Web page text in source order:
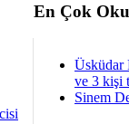
En Çok
Üsküdar
ve 3 kişi
Sinem